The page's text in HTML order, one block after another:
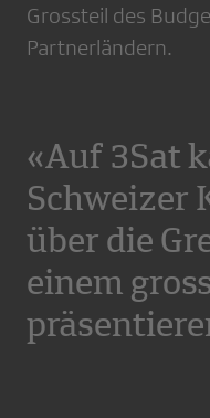
Grossteil des
Partnerländern.
«Auf 3Sat
Schweizer
über die
einem